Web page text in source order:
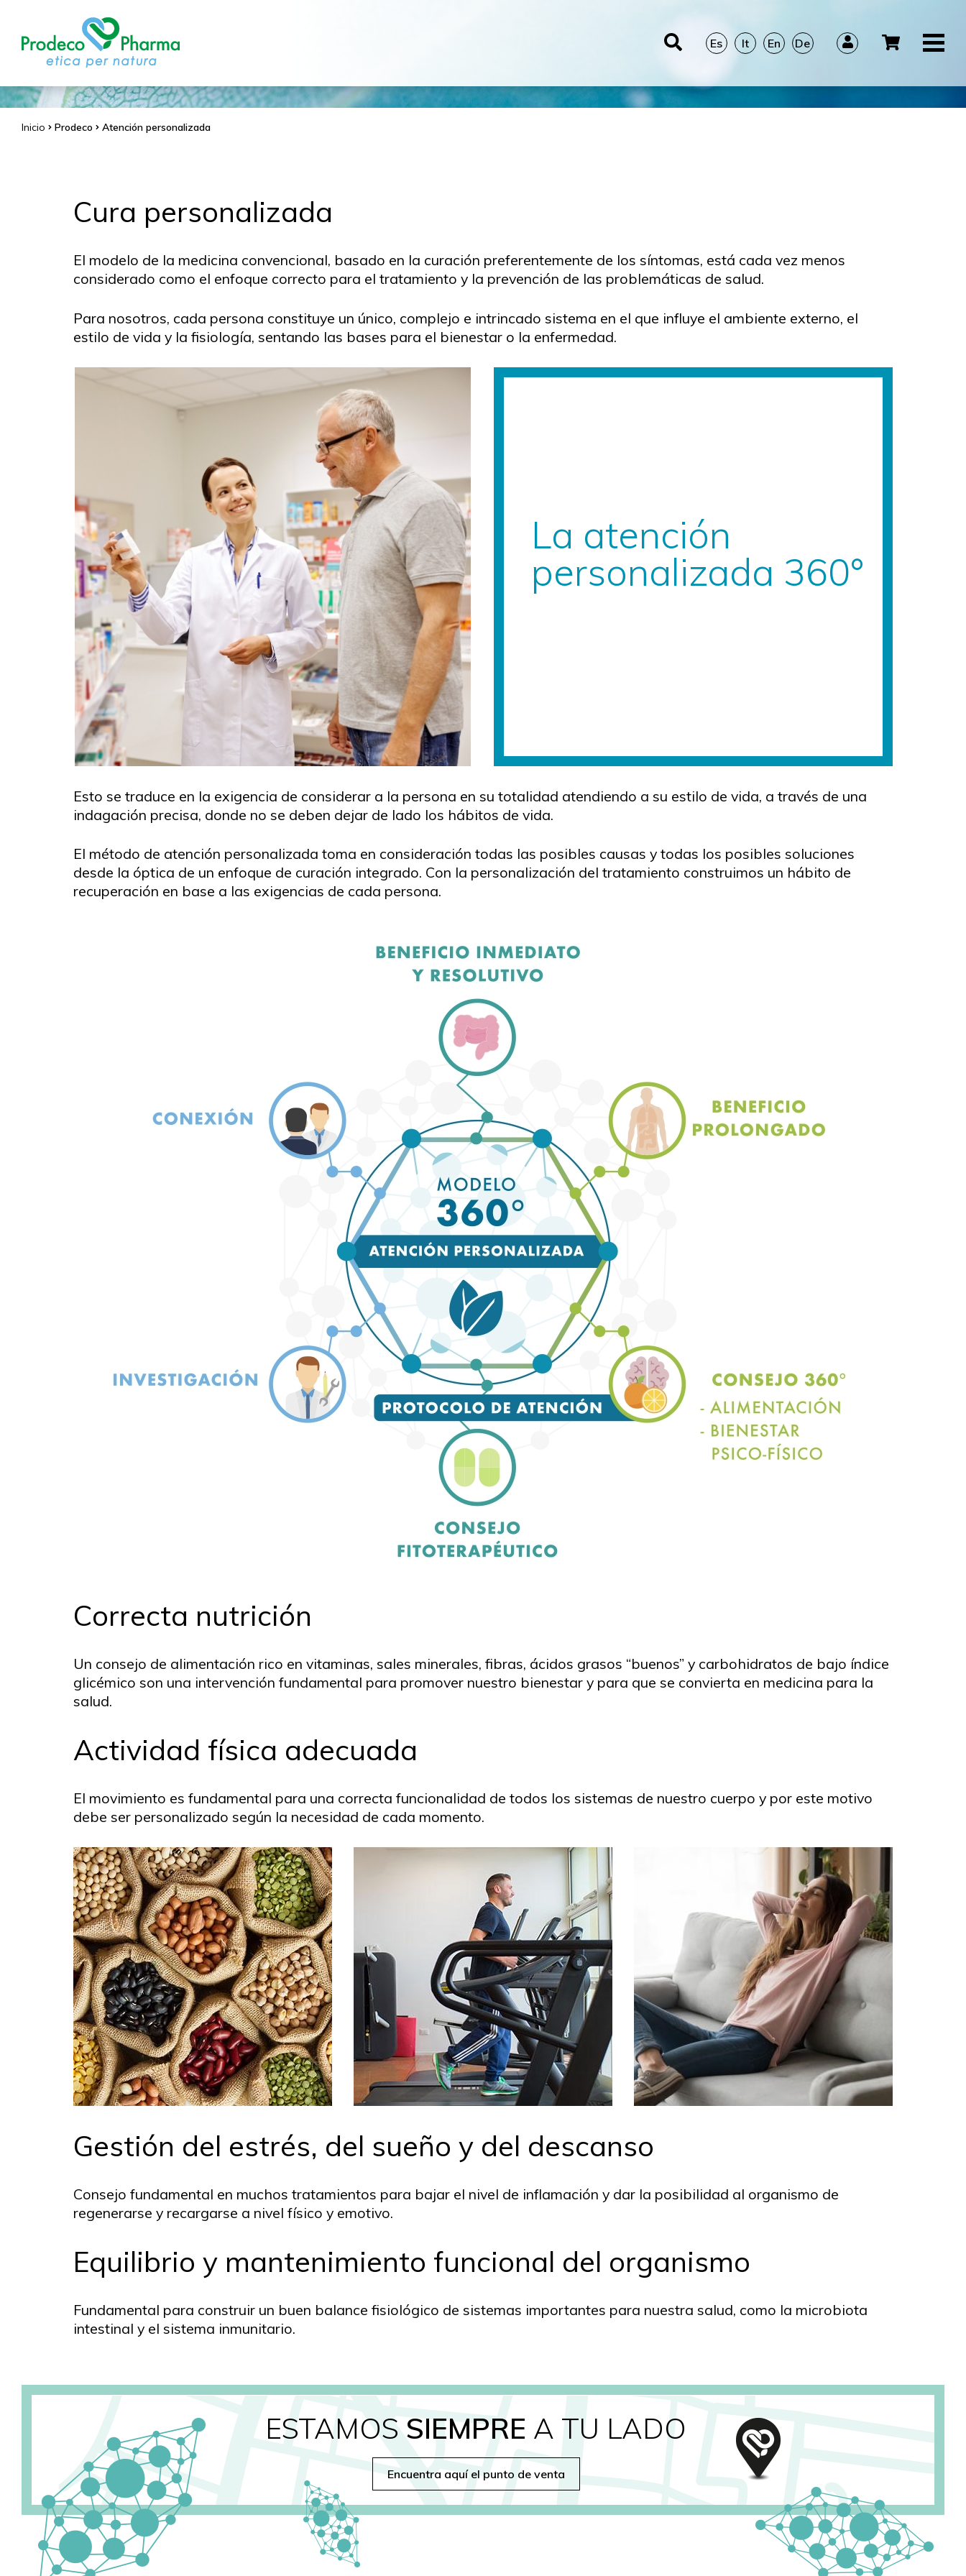
Es It En De
Inicio Prodeco Atención personalizada
Cura personalizada
El modelo de la medicina convencional, basado en la curación preferentemente de los síntomas, está cada vez menos
considerado como el enfoque correcto para el tratamiento y la prevención de las problemáticas de salud.
Para nosotros, cada persona constituye un único, complejo e intrincado sistema en el que influye el ambiente externo, el
estilo de vida y la fisiología, sentando las bases para el bienestar o la enfermedad.
La atención
personalizada 360°
Esto se traduce en la exigencia de considerar a la persona en su totalidad atendiendo a su estilo de vida, a través de una
indagación precisa, donde no se deben dejar de lado los hábitos de vida.
El método de atención personalizada toma en consideración todas las posibles causas y todas los posibles soluciones
desde la óptica de un enfoque de curación integrado. Con la personalización del tratamiento construimos un hábito de
recuperación en base a las exigencias de cada persona.
Correcta nutrición
Un consejo de alimentación rico en vitaminas, sales minerales, fibras, ácidos grasos “buenos” y carbohidratos de bajo índice
glicémico son una intervención fundamental para promover nuestro bienestar y para que se convierta en medicina para la
salud.
Actividad física adecuada
El movimiento es fundamental para una correcta funcionalidad de todos los sistemas de nuestro cuerpo y por este motivo
debe ser personalizado según la necesidad de cada momento.
Gestión del estrés, del sueño y del descanso
Consejo fundamental en muchos tratamientos para bajar el nivel de inflamación y dar la posibilidad al organismo de
regenerarse y recargarse a nivel físico y emotivo.
Equilibrio y mantenimiento funcional del organismo
Fundamental para construir un buen balance fisiológico de sistemas importantes para nuestra salud, como la microbiota
intestinal y el sistema inmunitario.
ESTAMOSSIEMPRE A TU LADO
Encuentra aquí el punto de venta